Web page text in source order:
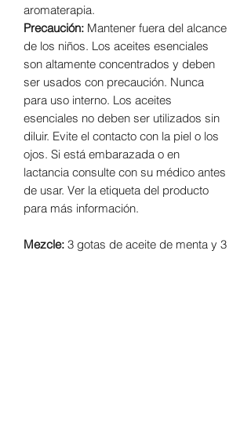
aromaterapia.
Precaución: Mantener fuera del alcance
de los niños. Los aceites esenciales
son altamente concentrados y deben
ser usados con precaución. Nunca
para uso interno. Los aceites
esenciales no deben ser utilizados sin
diluir. Evite el contacto con la piel o los
ojos. Si está embarazada o en
lactancia consulte con su médico antes
de usar. Ver la etiqueta del producto
para más información.
Mezcle: 3 gotas de aceite de menta y 3